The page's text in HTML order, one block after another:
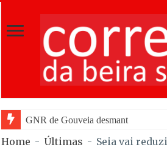
GNR de Gouveia desmantelou
Home - Últimas - Seia vai